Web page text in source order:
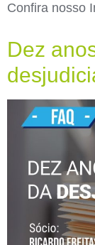
Confira nosso
Dez